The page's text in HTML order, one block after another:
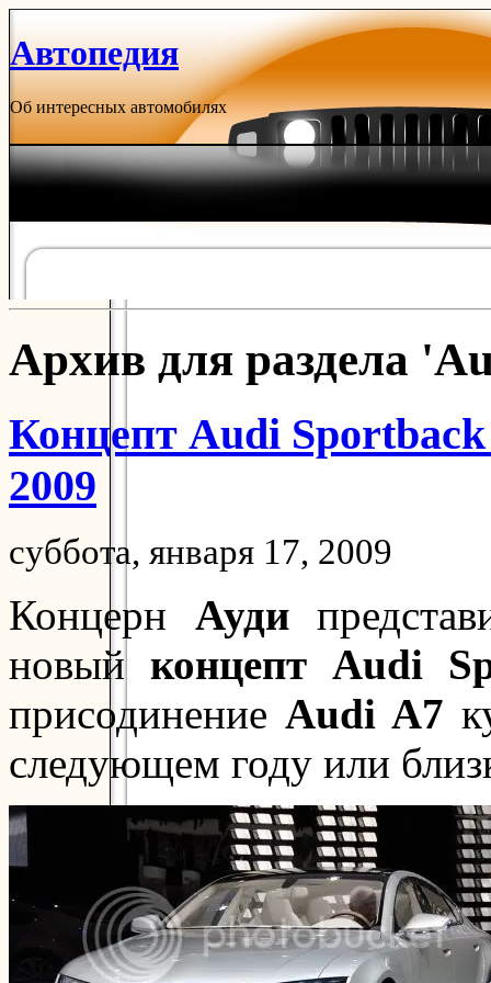
Автопедия
Об интересных автомобилях
Архив для раздела
Концепт Audi Sportback
2009
суббота, января 17, 2009
Концерн Ауди
новый концепт Audi
присодинение Audi A7
следующем году или